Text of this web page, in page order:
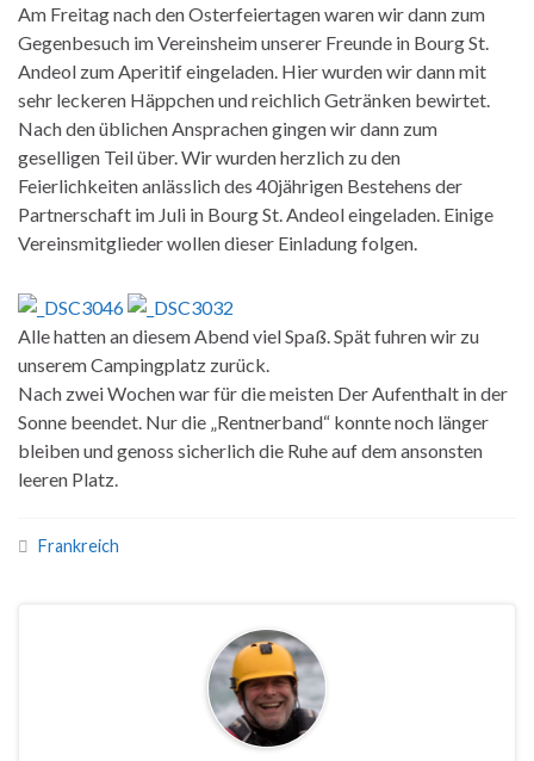
Am Freitag nach den Osterfeiertagen waren wir dann zum
Gegenbesuch im Vereinsheim unserer Freunde in Bourg St.
Andeol zum Aperitif eingeladen. Hier wurden wir dann mit
sehr leckeren Häppchen und reichlich Getränken bewirtet.
Nach den üblichen Ansprachen gingen wir dann zum
geselligen Teil über. Wir wurden herzlich zu den
Feierlichkeiten anlässlich des 40jährigen Bestehens der
Partnerschaft im Juli in Bourg St. Andeol eingeladen. Einige
Vereinsmitglieder wollen dieser Einladung folgen.
Alle hatten an diesem Abend viel Spaß. Spät fuhren wir zu
unserem Campingplatz zurück.
Nach zwei Wochen war für die meisten Der Aufenthalt in der
Sonne beendet. Nur die „Rentnerband“ konnte noch länger
bleiben und genoss sicherlich die Ruhe auf dem ansonsten
leeren Platz.
Frankreich